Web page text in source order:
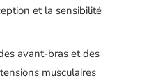
et la sensibilité
avant-bras et des
musculaires